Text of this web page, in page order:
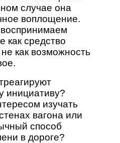
случае она
воплощение.
как средство
как возможность
инициативу?
изучать
вагона или
способ
в дороге?